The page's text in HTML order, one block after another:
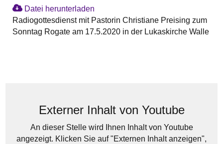
Datei herunterladen
Radiogottesdienst mit Pastorin Christiane Preising zum
Sonntag Rogate am 17.5.2020 in der Lukaskirche Walle
Externer Inhalt von Youtube
An dieser Stelle wird Ihnen Inhalt von Youtube
angezeigt. Klicken Sie auf "Externen Inhalt anzeigen",